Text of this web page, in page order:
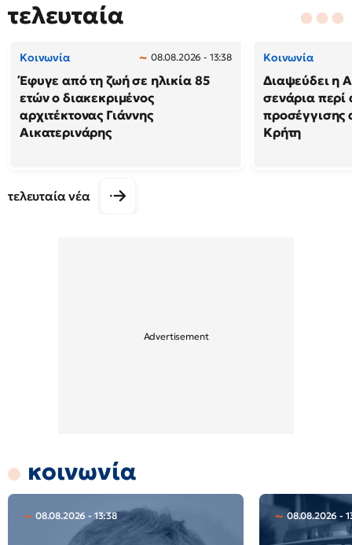
τελευταία
Κοινωνία 08.08.2026 - 13:38
Έφυγε από τη ζωή σε ηλικία 85
ετών ο διακεκριμένος
αρχιτέκτονας Γιάννης
Αικατερινάρης
Κοινωνία
Διαψεύδει η
σενάρια περί
προσέγγισης
Κρήτη
τελευταία νέα
κοινωνία
08.08.2026 - 13:38 08.08.2026 -